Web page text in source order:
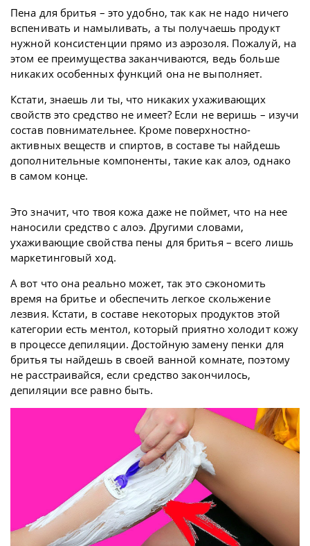
Пена для бритья – это удобно, так как не надо ничего
вспенивать и намыливать, а ты получаешь продукт
нужной консистенции прямо из аэрозоля. Пожалуй, на
этом ее преимущества заканчиваются, ведь больше
никаких особенных функций она не выполняет.
Кстати, знаешь ли ты, что никаких ухаживающих
свойств это средство не имеет? Если не веришь – изучи
состав повнимательнее. Кроме поверхностно-
активных веществ и спиртов, в составе ты найдешь
дополнительные компоненты, такие как алоэ, однако
в самом конце.
Это значит, что твоя кожа даже не поймет, что на нее
наносили средство с алоэ. Другими словами,
ухаживающие свойства пены для бритья – всего лишь
маркетинговый ход.
А вот что она реально может, так это сэкономить
время на бритье и обеспечить легкое скольжение
лезвия. Кстати, в составе некоторых продуктов этой
категории есть ментол, который приятно холодит кожу
в процессе депиляции. Достойную замену пенки для
бритья ты найдешь в своей ванной комнате, поэтому
не расстраивайся, если средство закончилось,
депиляции все равно быть.